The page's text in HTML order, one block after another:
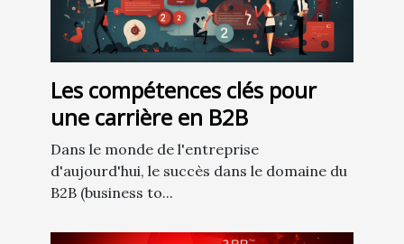
Les compétences clés pour
une carrière en B2B
Dans le monde de l'entreprise
d'aujourd'hui, le succès dans le domaine du
B2B (business to...